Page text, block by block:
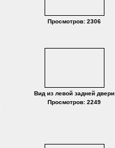
Просмотров: 2306
Вид из левой задней двери
Просмотров: 2249